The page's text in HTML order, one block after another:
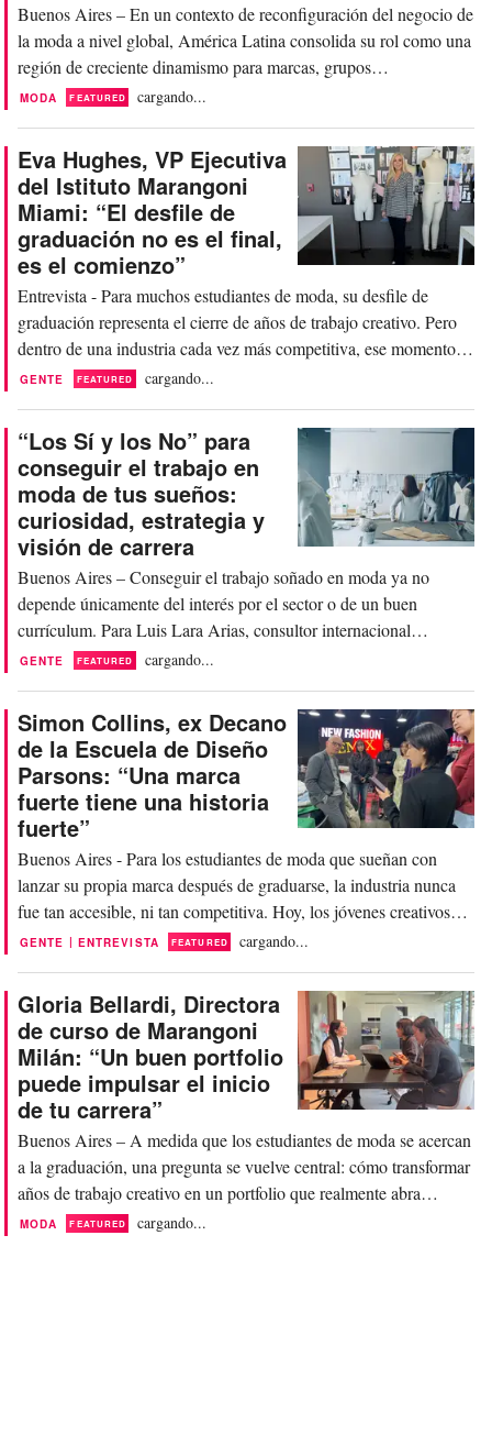
Buenos Aires – En un contexto de reconfiguración del negocio de
la moda a nivel global, América Latina consolida su rol como una
región de creciente dinamismo para marcas, grupos
internacionales y plataformas de retail. La combinación de
estratégicas y apuestas por nuevos formatos...
MODA FEATURED cargando...
Eva Hughes, VP Ejecutiva
del Istituto Marangoni
Miami: “El desfile de
graduación no es el final,
es el comienzo”
Entrevista - Para muchos estudiantes de moda, su desfile de
graduación representa el cierre de años de trabajo creativo. Pero
dentro de una industria cada vez más competitiva, ese momento
también puede convertirse en la primera gran oportunidad
GENTE FEATURED cargando...
“Los Sí y los No” para
conseguir el trabajo en
moda de tus sueños:
curiosidad, estrategia y
visión de carrera
Buenos Aires – Conseguir el trabajo soñado en moda ya no
depende únicamente del interés por el sector o de un buen
currículum. Para Luis Lara Arias, consultor internacional
especializado en retail y estrategia, hoy las empresas buscan
industria y capacidad para entender cómo funciona el...
GENTE FEATURED cargando...
Simon Collins, ex Decano
de la Escuela de Diseño
Parsons: “Una marca
fuerte tiene una historia
fuerte”
Buenos Aires - Para los estudiantes de moda que sueñan con
lanzar su propia marca después de graduarse, la industria nunca
fue tan accesible, ni tan competitiva. Hoy, los jóvenes creativos
pueden construir una marca directamente desde sus teléfonos,
GENTE | ENTREVISTA FEATURED cargando...
Gloria Bellardi, Directora
de curso de Marangoni
Milán: “Un buen portfolio
puede impulsar el inicio
de tu carrera”
Buenos Aires – A medida que los estudiantes de moda se acercan
a la graduación, una pregunta se vuelve central: cómo transformar
años de trabajo creativo en un portfolio que realmente abra
puertas. En una industria en constante avance, donde la
MODA FEATURED cargando...